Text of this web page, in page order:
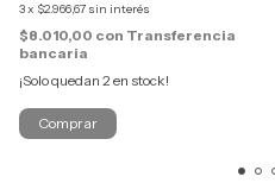
3x $2.966,67 sin interés
$8.010,00 con Transferencia
bancaria
¡Solo quedan 2 en stock!
Comprar